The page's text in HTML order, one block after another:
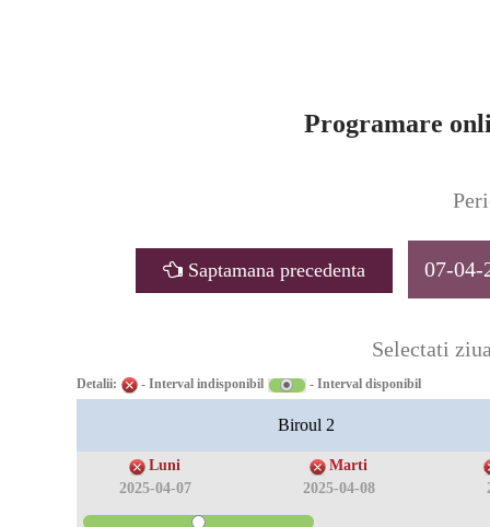
Programare
Saptamana precedenta 07-04-
Selectati
Detalii: - Interval indisponibil - Interval disponibil
Biroul 2
Luni
2025-04-07
Marti
2025-04-08